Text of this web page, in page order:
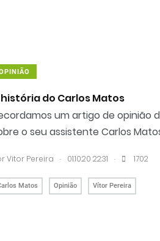
história do Carlos Matos
um artigo de opinião
o seu assistente Carlos
Vitor Pereira . 01.10.20 22:31 . 1702
Matos Opinião Vítor Pereira